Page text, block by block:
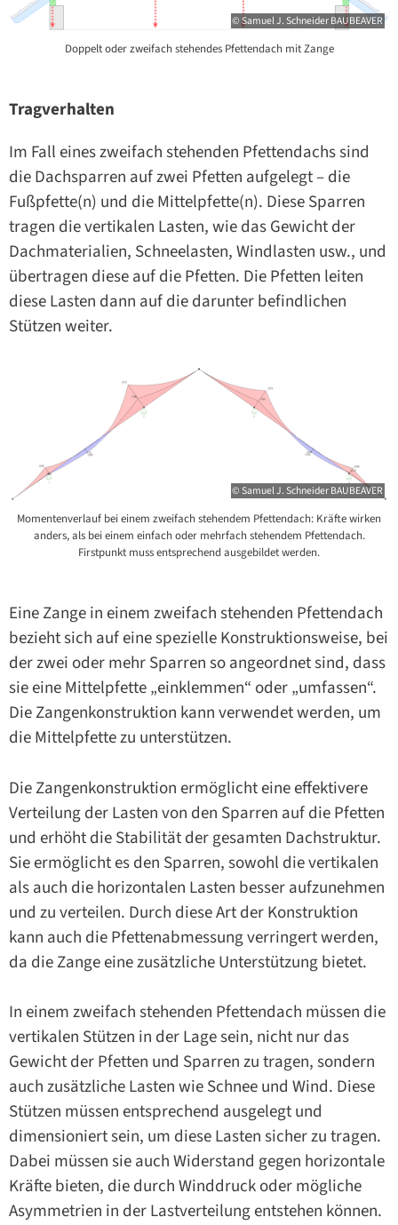
© Samuel J. Schneider BAUBEAVER
Doppelt oder zweifach stehendes Pfettendach mit Zange
Tragverhalten
Im Fall eines zweifach stehenden Pfettendachs sind
die Dachsparren auf zwei Pfetten aufgelegt – die
Fußpfette(n) und die Mittelpfette(n). Diese Sparren
tragen die vertikalen Lasten, wie das Gewicht der
Dachmaterialien, Schneelasten, Windlasten usw., und
übertragen diese auf die Pfetten. Die Pfetten leiten
diese Lasten dann auf die darunter befindlichen
Stützen weiter.
© Samuel J. Schneider BAUBEAVER
Momentenverlauf bei einem zweifach stehendem Pfettendach: Kräfte wirken
anders, als bei einem einfach oder mehrfach stehendem Pfettendach.
Firstpunkt muss entsprechend ausgebildet werden.
Eine Zange in einem zweifach stehenden Pfettendach
bezieht sich auf eine spezielle Konstruktionsweise, bei
der zwei oder mehr Sparren so angeordnet sind, dass
sie eine Mittelpfette „einklemmen“ oder „umfassen“.
Die Zangenkonstruktion kann verwendet werden, um
die Mittelpfette zu unterstützen.
Die Zangenkonstruktion ermöglicht eine effektivere
Verteilung der Lasten von den Sparren auf die Pfetten
und erhöht die Stabilität der gesamten Dachstruktur.
Sie ermöglicht es den Sparren, sowohl die vertikalen
als auch die horizontalen Lasten besser aufzunehmen
und zu verteilen. Durch diese Art der Konstruktion
kann auch die Pfettenabmessung verringert werden,
da die Zange eine zusätzliche Unterstützung bietet.
In einem zweifach stehenden Pfettendach müssen die
vertikalen Stützen in der Lage sein, nicht nur das
Gewicht der Pfetten und Sparren zu tragen, sondern
auch zusätzliche Lasten wie Schnee und Wind. Diese
Stützen müssen entsprechend ausgelegt und
dimensioniert sein, um diese Lasten sicher zu tragen.
Dabei müssen sie auch Widerstand gegen horizontale
Kräfte bieten, die durch Winddruck oder mögliche
Asymmetrien in der Lastverteilung entstehen können.